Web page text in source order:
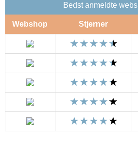
Bedst anmeldte
Webshop Stjerner